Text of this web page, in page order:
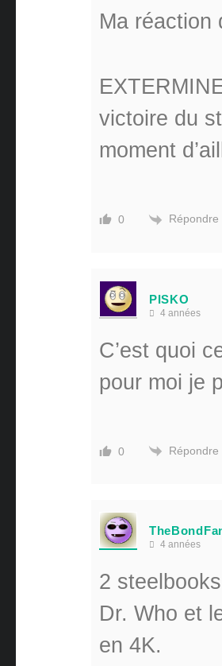
Ma réaction
victoire du
moment
0 Répondre
PISKO
4 années
C’est quoi
pour moi je
0 Répondre
4 années
2
Dr. Who et
en 4K.